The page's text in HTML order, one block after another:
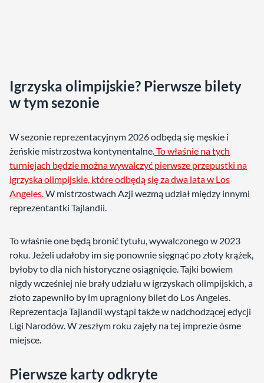
Igrzyska olimpijskie? Pierwsze bilety
w tym sezonie
W sezonie reprezentacyjnym 2026 odbędą się męskie i
żeńskie mistrzostwa kontynentalne.To właśnie na tych
turniejach będzie można wywalczyć pierwsze przepustki na
igrzyska olimpijskie, które odbędą się za dwa lata w Los
Angeles.W mistrzostwach Azji wezmą udział między innymi
reprezentantki Tajlandii.
To właśnie one będą bronić tytułu, wywalczonego w 2023
roku. Jeżeli udałoby im się ponownie sięgnąć po złoty krążek,
byłoby to dla nich historyczne osiągnięcie. Tajki bowiem
nigdy wcześniej nie brały udziału w igrzyskach olimpijskich, a
złoto zapewniło by im upragniony bilet do Los Angeles.
Reprezentacja Tajlandii wystąpi także w nadchodzącej edycji
Ligi Narodów. W zeszłym roku zajęły na tej imprezie ósme
miejsce.
Pierwsze karty odkryte